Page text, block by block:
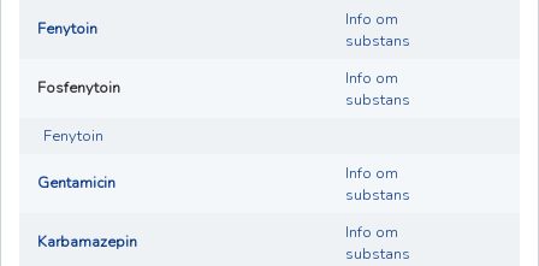
Fenytoin
Info om
substans
Fosfenytoin
Info om
substans
Fenytoin
Gentamicin
Info om
substans
Karbamazepin
Info om
substans